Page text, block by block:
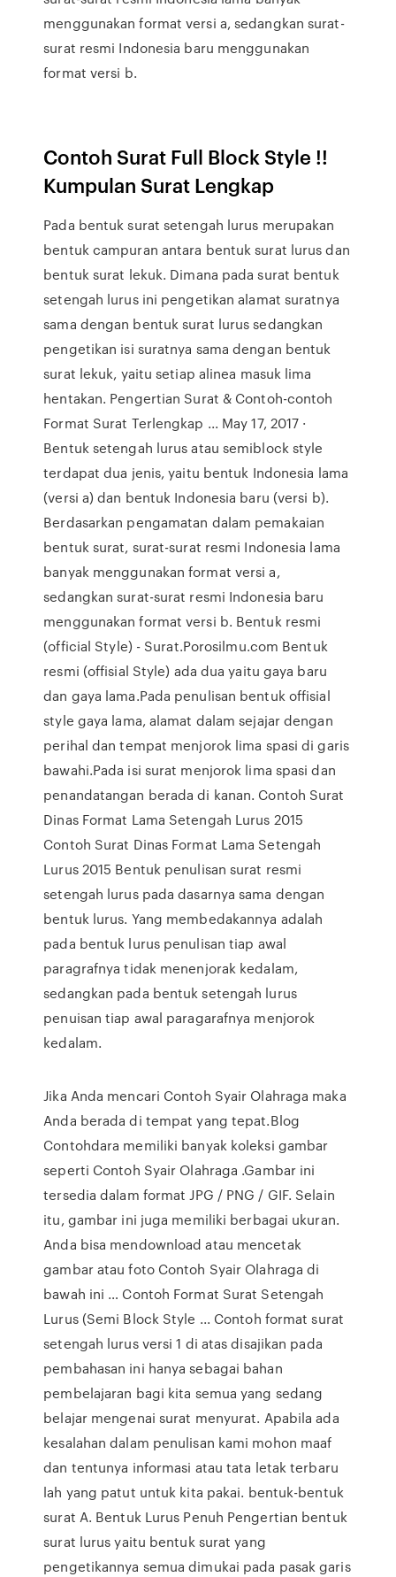
menggunakan format versi a, sedangkan surat-
surat resmi Indonesia baru menggunakan
format versi b.
Contoh Surat Full Block Style !!
Kumpulan Surat Lengkap
Pada bentuk surat setengah lurus merupakan
bentuk campuran antara bentuk surat lurus dan
bentuk surat lekuk. Dimana pada surat bentuk
setengah lurus ini pengetikan alamat suratnya
sama dengan bentuk surat lurus sedangkan
pengetikan isi suratnya sama dengan bentuk
surat lekuk, yaitu setiap alinea masuk lima
hentakan. Pengertian Surat & Contoh-contoh
Format Surat Terlengkap ... May 17, 2017 ·
Bentuk setengah lurus atau semiblock style
terdapat dua jenis, yaitu bentuk Indonesia lama
(versi a) dan bentuk Indonesia baru (versi b).
Berdasarkan pengamatan dalam pemakaian
bentuk surat, surat-surat resmi Indonesia lama
banyak menggunakan format versi a,
sedangkan surat-surat resmi Indonesia baru
menggunakan format versi b. Bentuk resmi
(official Style) - Surat.Porosilmu.com Bentuk
resmi (offisial Style) ada dua yaitu gaya baru
dan gaya lama.Pada penulisan bentuk offisial
style gaya lama, alamat dalam sejajar dengan
perihal dan tempat menjorok lima spasi di garis
bawahi.Pada isi surat menjorok lima spasi dan
penandatangan berada di kanan. Contoh Surat
Dinas Format Lama Setengah Lurus 2015
Contoh Surat Dinas Format Lama Setengah
Lurus 2015 Bentuk penulisan surat resmi
setengah lurus pada dasarnya sama dengan
bentuk lurus. Yang membedakannya adalah
pada bentuk lurus penulisan tiap awal
paragrafnya tidak menenjorak kedalam,
sedangkan pada bentuk setengah lurus
penuisan tiap awal paragarafnya menjorok
kedalam.
Jika Anda mencari Contoh Syair Olahraga maka
Anda berada di tempat yang tepat.Blog
Contohdara memiliki banyak koleksi gambar
seperti Contoh Syair Olahraga .Gambar ini
tersedia dalam format JPG / PNG / GIF. Selain
itu, gambar ini juga memiliki berbagai ukuran.
Anda bisa mendownload atau mencetak
gambar atau foto Contoh Syair Olahraga di
bawah ini … Contoh Format Surat Setengah
Lurus (Semi Block Style ... Contoh format surat
setengah lurus versi 1 di atas disajikan pada
pembahasan ini hanya sebagai bahan
pembelajaran bagi kita semua yang sedang
belajar mengenai surat menyurat. Apabila ada
kesalahan dalam penulisan kami mohon maaf
dan tentunya informasi atau tata letak terbaru
lah yang patut untuk kita pakai. bentuk-bentuk
surat A. Bentuk Lurus Penuh Pengertian bentuk
surat lurus yaitu bentuk surat yang
pengetikannya semua dimukai pada pasak garis